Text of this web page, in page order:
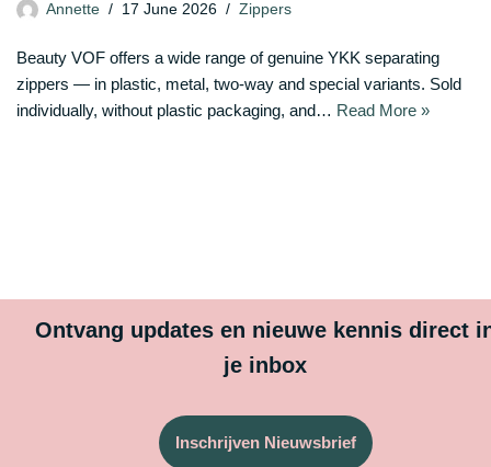
Annette 17 June 2026 Zippers
Beauty VOF offers a wide range of genuine YKK separating
zippers — in plastic, metal, two-way and special variants. Sold
individually, without plastic packaging, and… Read More »
Ontvang updates en nieuwe kennis direct
je inbox
Inschrijven Nieuwsbrief